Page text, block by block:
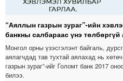
“Аяллын газрын зураг”-ийн
банкны салбараас үнэ
Монгол орны үзэсгэлэнт байгаль,
аялагчдад тав тухтай аялахад нь
газрын зураг”-ийг Голомт банк 2017
билээ.